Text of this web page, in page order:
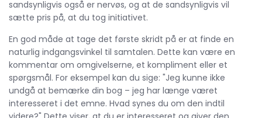
sandsynligvis også er nervøs, og at de sandsynligvis vil
sætte pris på, at du tog initiativet.
En god måde at tage det første skridt på er at finde en
naturlig indgangsvinkel til samtalen. Dette kan være en
kommentar om omgivelserne, et kompliment eller et
spørgsmål. For eksempel kan du sige: "Jeg kunne ikke
undgå at bemærke din bog – jeg har længe været
interesseret i det emne. Hvad synes du om den indtil